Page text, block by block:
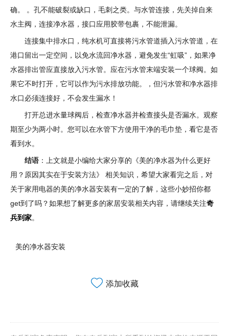
确。 。孔不能破裂或缺口，毛刺之类。与水管连接，先关掉自来
水主阀，连接净水器，接口应用胶带包裹，不能泄漏。
连接集中排水口，纯水机可直接将污水管道插入污水管道，在
港口留出一定空间，以免水流回净水器，避免发生“虹吸”，如果净
水器排出管应直接放入污水管。应在污水管末端安装一个球阀。如
果它不时打开，它可以作为污水排放功能。，但污水管和净水器排
水口必须连接好，不会发生漏水！
打开总进水量球阀后，检查净水器并检查接头是否漏水。观察
期至少为两小时。您可以在水管下方使用干净的毛巾垫，看它是否
看到水。
结语 ：上文就是小编给大家分享的《美的净水器为什么更好
用？原因其实在于安装方法》 相关知识，希望大家看完之后，对
关于家用电器的美的净水器安装有一定的了解，这些小妙招你都
get到了吗？如果想了解更多的家居安装相关内容，请继续关注奇
兵到家。
美的净水器安装
添加收藏